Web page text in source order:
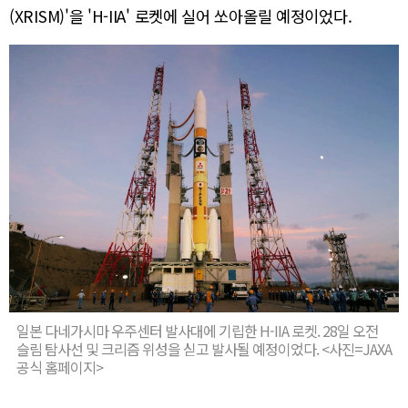
(XRISM)'을 'H-IIA' 로켓에 실어 쏘아올릴 예정이었다.
일본 다네가시마 우주센터 발사대에 기립한 H-IIA 로켓. 28일 오전
슬림 탐사선 및 크리즘 위성을 싣고 발사될 예정이었다. <사진=JAXA
공식 홈페이지>